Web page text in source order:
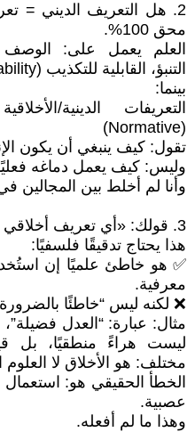
2. هل التعريف الديني =
محق 100%.
التنبؤ، القابلية للتكذيب (Falsifiability)
بينما:
التعريفات الدينية/
(Normative)
تقول: كيف ينبغي أن يكون
وليس: كيف يعمل دماغه
وأنا لم أخلط بين المجالين
3. قولك: «أي تعريف أخلاقي خاطئ بالضرورة»
هذا يحتاج تدقيقًا فلسفيًا:
✅ هو خاطئ علميًا إن
معرفية.
❌ لكنه ليس “خاطئًا
مثال: عبارة: “العدل فضيلة”،
ليست هراءً منطقيًا، بل
مختلف: هو الأخلاق لا العلوم
الخطأ الحقيقي هو: استعمال
عصبية.
وهذا ما لم أفعله.